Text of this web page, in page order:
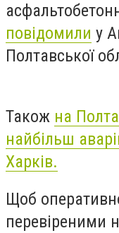
повідомили у
Полтавської
Також на
найбільш
Харків.
Щоб
перевіреними